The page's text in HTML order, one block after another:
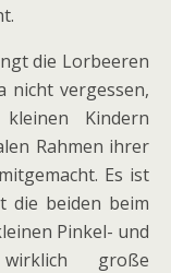
die Lorbeeren
nicht vergessen,
Kindern
Rahmen ihrer
Es ist
die beiden beim
Pinkel- und
große